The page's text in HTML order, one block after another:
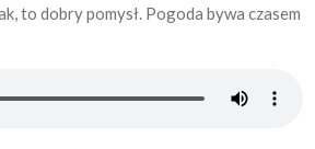
to dobry pomysł. Pogoda bywa czasem